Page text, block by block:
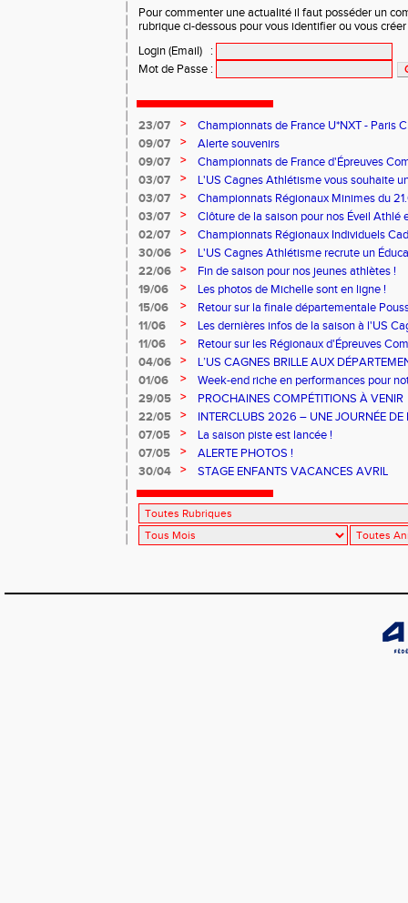
Pour commenter une actualité il faut posséder un
rubrique ci-dessous pour vous identifier ou vous
Login (Email)
:
Mot de Passe :
23/07 >
Championnats de France U*NXT - Paris
09/07
>
Alerte souvenirs
09/07
>
Championnats de France d'Épreuves
03/07
>
L'US Cagnes Athlétisme vous souhaite
03/07
>
Championnats Régionaux Minimes du
03/07
>
Clôture de la saison pour nos Éveil Athlé
02/07
>
Championnats Régionaux Individuels
30/06
>
L'US Cagnes Athlétisme recrute un
22/06
>
Fin de saison pour nos jeunes athlètes !
19/06
>
Les photos de Michelle sont en ligne !
15/06
>
Retour sur la finale départementale
11/06
>
Les dernières infos de la saison à l'US
11/06
>
Retour sur les Régionaux d'Épreuves
Ferrand qui se sont déroulés les 6 et 7
04/06 >
L’US CAGNES BRILLE AUX
01/06
>
Week-end riche en performances pour
29/05
>
PROCHAINES COMPÉTITIONS À VENIR
22/05
>
INTERCLUBS 2026 – UNE JOURNÉE DE
PERFORMANCE
07/05 >
La saison piste est lancée !
07/05
>
ALERTE PHOTOS !
30/04
> STAGE ENFANTS VACANCES AVRIL